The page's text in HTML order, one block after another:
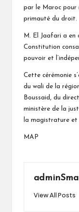
par le Maroc
primauté du droit.
M. El Jaafari a en
Constitution
pouvoir et
Cette cérémonie
du wali de la
Boussaid, du
ministère de la
la magistrature et
MAP
View All Posts